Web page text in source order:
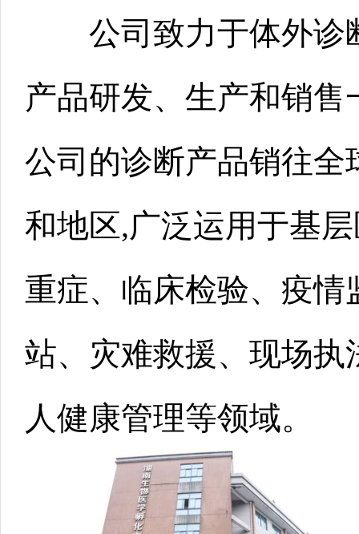
公司致力于体外诊
产品研发、生产和销售
公司的诊断产品销往全
和地区,广泛运用于基
重症、临床检验、疫情
站、灾难救援、现场执
人健康管理等领域。